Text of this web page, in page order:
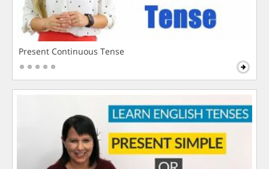
Present Continuous Tense